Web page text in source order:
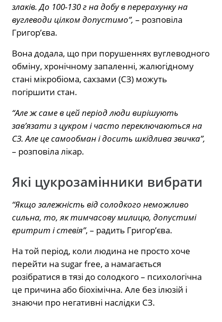
злаків. До 100-130 г на добу в перерахунку на
вуглеводи цілком допустимо”, – розповіла
Григор’єва.
Вона додала, що при порушеннях вуглеводного
обміну, хронічному запаленні, жалюгідному
стані мікробіома, сахзами (СЗ) можуть
погіршити стан.
“Але ж саме в цей період люди вирішують
зав’язати з цукром і часто переключаються на
СЗ. Але це самообман і досить шкідлива звичка”,
– розповіла лікар.
Які цукрозамінники вибрати
“Якщо залежність від солодкого неможливо
сильна, то, як тимчасову милицю, допустимі
еритрит і стевія”, – радить Григор’єва.
На той період, коли людина не просто хоче
перейти на sugar free, а намагається
розібратися в тязі до солодкого – психологічна
це причина або біохімічна. Але без ілюзій і
знаючи про негативні наслідки СЗ.